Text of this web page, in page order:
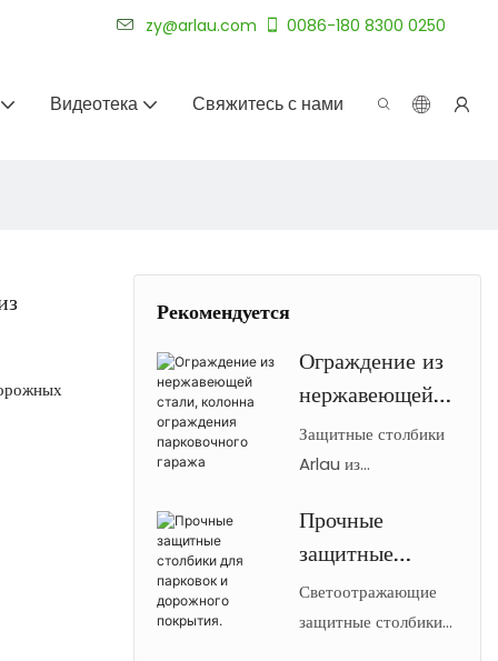
zy@arlau.com 0086-180 8300 0250
Видеотека Свяжитесь с нами
Рекомендуется
Ограждение из
нержавеющей
стали, колонна
ограждения
гаража
Защитные столбики
Arlau из
обеспечивают
надежную защиту
транспортных
средств благодаря
Прочные
защитные
столбики для
парковок и
Светоотражающие
защитные столбики